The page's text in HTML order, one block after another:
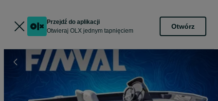
Przejdź do aplikacji
Otwieraj OLX jednym tapnięciem
Otwórz